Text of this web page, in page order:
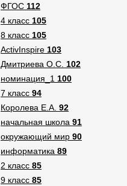
ФГОС 112
4 класс 105
8 класс 105
ActivInspire 103
Дмитриева О.С. 102
номинация_1 100
7 класс 94
Королева Е.А. 92
начальная школа 91
окружающий мир 90
информатика 89
2 класс 85
9 класс 85